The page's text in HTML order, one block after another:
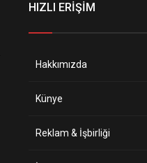
HIZLI ERİŞİM
Hakkımızda
Künye
Reklam & İşbirliği